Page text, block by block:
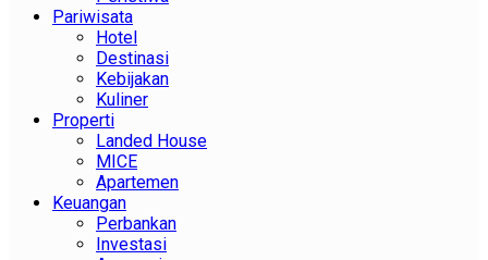
Pariwisata
Hotel
Destinasi
Kebijakan
Kuliner
Properti
Landed House
MICE
Apartemen
Keuangan
Perbankan
Investasi